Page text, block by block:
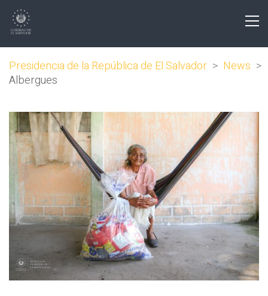
Presidencia de la República de El Salvador > News >
Albergues